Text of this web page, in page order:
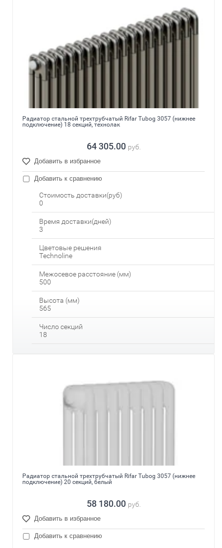
Радиатор стальной трехтрубчатый Rifar Tubog 3057 (нижнее
подключение) 18 секций, технолак
64 305.00 руб.
Добавить в избранное
Добавить к сравнению
Стоимость доставки(руб)
0
Время доставки(дней)
3
Цветовые решения
Technoline
Межосевое расстояние (мм)
500
Высота (мм)
565
Число секций
18
Радиатор стальной трехтрубчатый Rifar Tubog 3057 (нижнее
подключение) 20 секций, белый
58 180.00 руб.
Добавить в избранное
Добавить к сравнению